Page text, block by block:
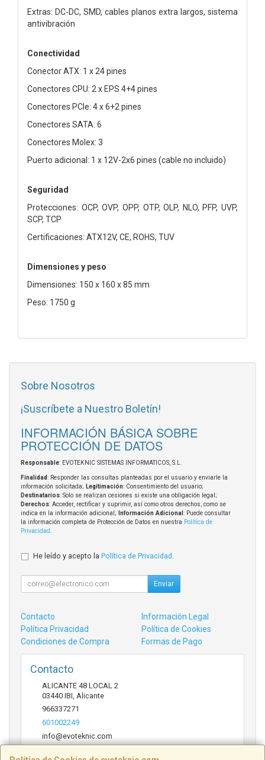
Extras: DC-DC, SMD, cables planos extra largos, sistema
antivibración
Conectividad
Conector ATX: 1 x 24 pines
Conectores CPU: 2 x EPS 4+4 pines
Conectores PCIe: 4 x 6+2 pines
Conectores SATA: 6
Conectores Molex: 3
Puerto adicional: 1 x 12V-2x6 pines (cable no incluido)
Seguridad
Protecciones: OCP, OVP, OPP, OTP, OLP, NLO, PFP, UVP,
SCP, TCP
Certificaciones: ATX12V, CE, ROHS, TUV
Dimensiones y peso
Dimensiones: 150 x 160 x 85 mm
Peso: 1750 g
Sobre Nosotros
¡Suscríbete a Nuestro Boletín!
INFORMACIÓN BÁSICA SOBRE
PROTECCIÓN DE DATOS
Responsable: EVOTEKNIC SISTEMAS INFORMATICOS, S.L.
Finalidad: Responder las consultas planteadas por el usuario y enviarle la
información solicitada; Legitimación: Consentimiento del usuario;
Destinatarios: Solo se realizan cesiones si existe una obligación legal;
Derechos: Acceder, rectificar y suprimir, así como otros derechos, como se
indica en la información adicional;
Información Adicional : Puede consultar
la información completa de Protección de Datos en nuestra Política de
Privacidad
He leído y acepto la Política de Privacidad
Enviar
Contacto
Información Legal
Política Privacidad
Política de Cookies
Condiciones de Compra
Formas de Pago
Contacto
ALICANTE 48 LOCAL 2
03440 IBI Alicante
966337271
601002249
info@evoteknic.com